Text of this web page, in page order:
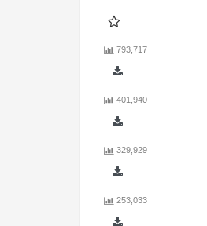
793,717
401,940
329,929
253,033